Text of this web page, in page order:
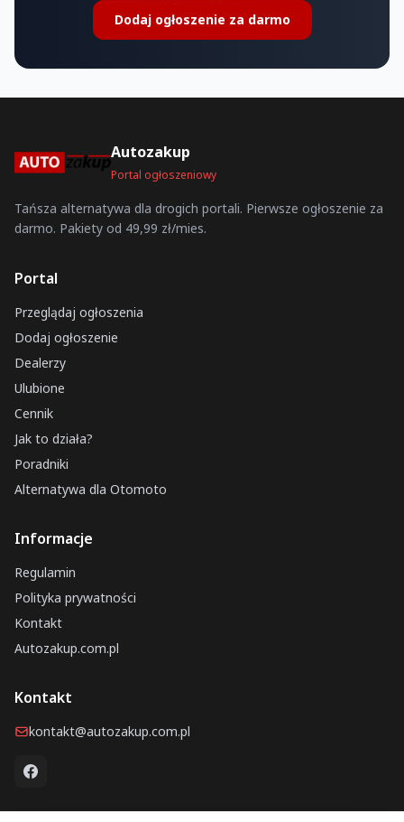
Dodaj ogłoszenie za darmo
Autozakup
Portal ogłoszeniowy
Tańsza alternatywa dla drogich portali. Pierwsze ogłoszenie za
darmo. Pakiety od 49,99 zł/mies.
Portal
Przeglądaj ogłoszenia
Dodaj ogłoszenie
Dealerzy
Ulubione
Cennik
Jak to działa?
Poradniki
Alternatywa dla Otomoto
Informacje
Regulamin
Polityka prywatności
Kontakt
Autozakup.com.pl
Kontakt
kontakt@autozakup.com.pl